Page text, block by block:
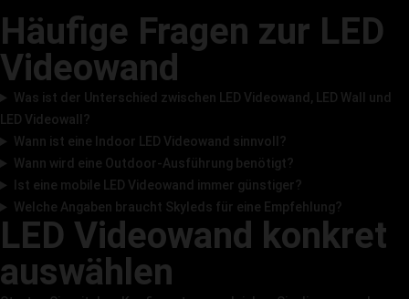
Häufige Fragen zur LED
Videowand
Was ist der Unterschied zwischen LED Videowand, LED Wall und
LED Videowall?
Wann ist eine Indoor LED Videowand sinnvoll?
Wann wird eine Outdoor-Ausführung benötigt?
Ist eine mobile LED Videowand immer günstiger?
Welche Angaben braucht Skyleds für eine Empfehlung?
LED Videowand konkret
auswählen